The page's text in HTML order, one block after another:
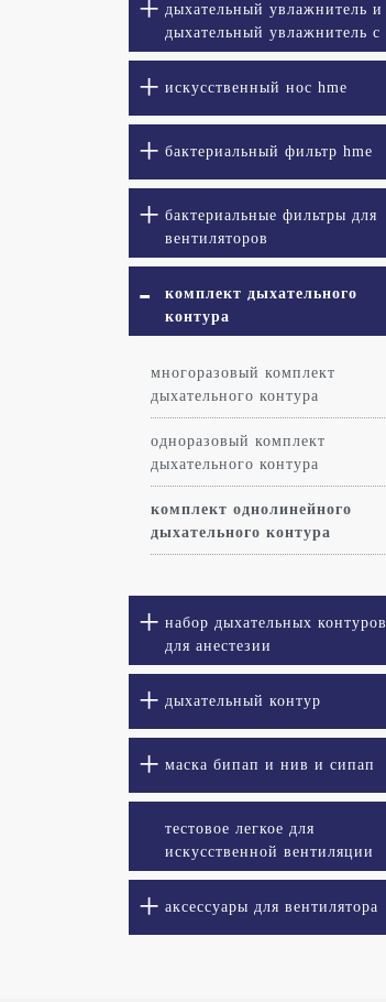
дыхательный увлажнитель и
дыхательный увлажнитель с
подогревом
искусственный нос hme
бактериальный фильтр hme
бактериальные фильтры для
вентиляторов
комплект дыхательного
контура
многоразовый комплект
дыхательного контура
одноразовый комплект
дыхательного контура
комплект однолинейного
дыхательного контура
набор дыхательных контуров
для анестезии
дыхательный контур
маска бипап и нив и сипап
тестовое легкое для
искусственной вентиляции
легких
аксессуары для вентилятора